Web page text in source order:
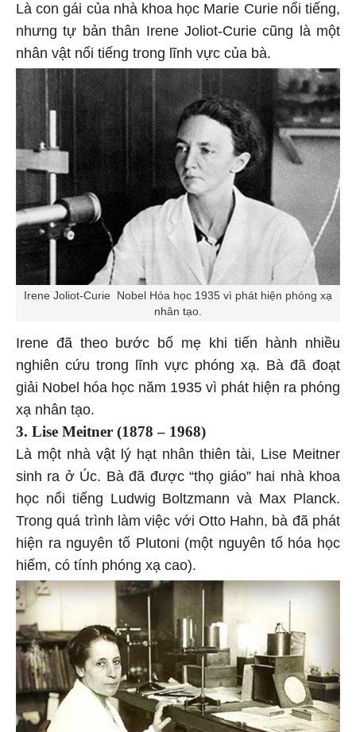
Là con gái của nhà khoa học Marie Curie nổi tiếng,
nhưng tự bản thân Irene Joliot-Curie cũng là một
nhân vật nổi tiếng trong lĩnh vực của bà.
Irene Joliot-Curie Nobel Hóa học 1935 vì phát hiện phóng xạ
nhân tạo.
Irene đã theo bước bố mẹ khi tiến hành nhiều
nghiên cứu trong lĩnh vực phóng xạ. Bà đã đoạt
giải Nobel hóa học năm 1935 vì phát hiện ra phóng
xạ nhân tạo.
3. Lise Meitner (1878 – 1968)
Là một nhà vật lý hạt nhân thiên tài, Lise Meitner
sinh ra ở Úc. Bà đã được “thọ giáo” hai nhà khoa
học nổi tiếng Ludwig Boltzmann và Max Planck.
Trong quá trình làm việc với Otto Hahn, bà đã phát
hiện ra nguyên tố Plutoni (một nguyên tố hóa học
hiếm, có tính phóng xạ cao).